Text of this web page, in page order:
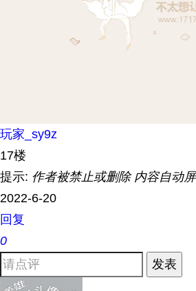
玩家_sy9z
17楼
提示: 作者被禁止或删除 内容自动
2022-6-20
回复
0
发表